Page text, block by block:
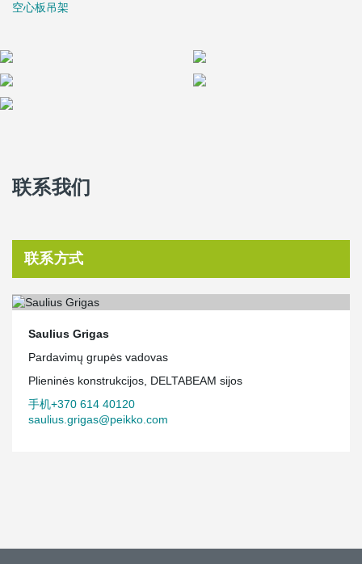
空心板吊架
联系我们
联系方式
Saulius Grigas
Pardavimų grupės vadovas
Plieninės konstrukcijos, DELTABEAM sijos
手机+370 614 40120
saulius.grigas@peikko.com